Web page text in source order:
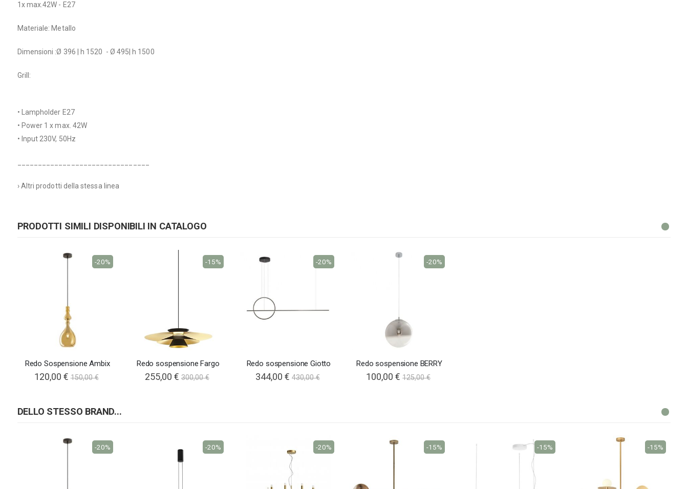
1x max.42W - E27
Materiale: Metallo
Dimensioni :Ø 396 | h 1520 - Ø 495| h 1500
Grill:
• Lampholder E27
• Power 1 x max. 42W
• Input 230V, 50Hz
› Altri prodotti della stessa linea
PRODOTTI SIMILI DISPONIBILI IN CATALOGO
Redo Sospensione Ambix
120,00 € 150,00 €
-20%
Redo sospensione Fargo
255,00 € 300,00 €
-15%
Redo sospensione Giotto
344,00 € 430,00 €
-20%
Redo sospensione BERRY
100,00 € 125,00 €
-20%
DELLO STESSO BRAND...
-20% -20% -20% -15% -15% -15%